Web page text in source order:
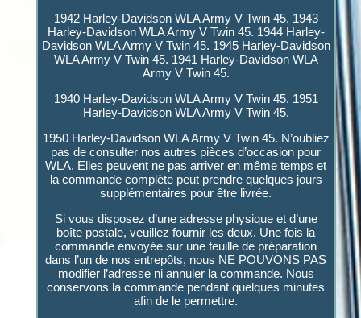
1942 Harley-Davidson WLA Army V Twin 45. 1943
Harley-Davidson WLA Army V Twin 45. 1944 Harley-
Davidson WLA Army V Twin 45. 1945 Harley-Davidson
WLA Army V Twin 45. 1941 Harley-Davidson WLA
Army V Twin 45.
1940 Harley-Davidson WLA Army V Twin 45. 1951
Harley-Davidson WLA Army V Twin 45.
1950 Harley-Davidson WLA Army V Twin 45. N’oubliez
pas de consulter nos autres pièces d’occasion pour
WLA. Elles peuvent ne pas arriver en même temps et
la commande complète peut prendre quelques jours
supplémentaires pour être livrée.
Si vous disposez d’une adresse physique et d’une
boîte postale, veuillez fournir les deux. Une fois la
commande envoyée sur une feuille de préparation
dans l’un de nos entrepôts, nous NE POUVONS PAS
modifier l’adresse ni annuler la commande. Nous
conservons la commande pendant quelques minutes
afin de le permettre.